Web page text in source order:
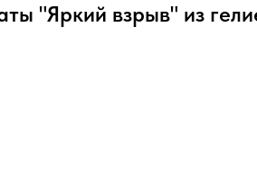
"Яркий взрыв" из